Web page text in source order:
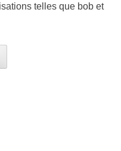
telles que bob et